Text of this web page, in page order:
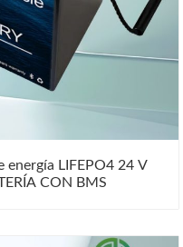
energía LIFEPO4 24 V
CON BMS